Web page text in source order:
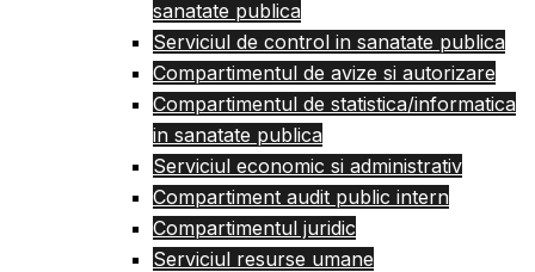
sanatate publica
Serviciul de control in sanatate publica
Compartimentul de avize si autorizare
Compartimentul de statistica/informatica
in sanatate publica
Serviciul economic si administrativ
Compartiment audit public intern
Compartimentul juridic
Serviciul resurse umane